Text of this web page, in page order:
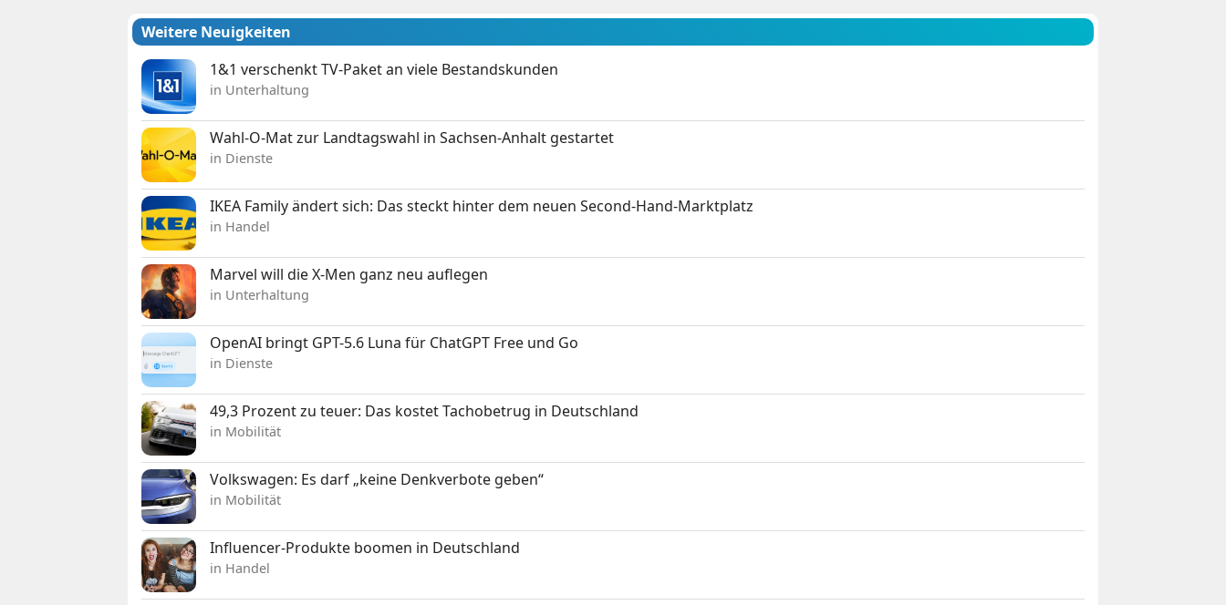
Weitere Neuigkeiten
1&1 verschenkt TV-Paket an viele Bestandskunden
in Unterhaltung
Wahl-O-Mat zur Landtagswahl in Sachsen-Anhalt gestartet
in Dienste
IKEA Family ändert sich: Das steckt hinter dem neuen Second-Hand-Marktplatz
in Handel
Marvel will die X-Men ganz neu auflegen
in Unterhaltung
OpenAI bringt GPT-5.6 Luna für ChatGPT Free und Go
in Dienste
49,3 Prozent zu teuer: Das kostet Tachobetrug in Deutschland
in Mobilität
Volkswagen: Es darf „keine Denkverbote geben“
in Mobilität
Influencer-Produkte boomen in Deutschland
in Handel